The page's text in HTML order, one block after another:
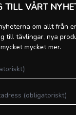
TILL VÅRT
om allt från
till tävlingar, nya
mycket mycket mer.